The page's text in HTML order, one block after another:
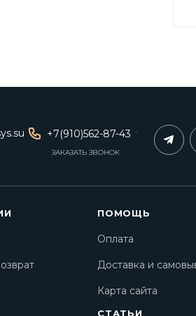
+7(910)562-87-43
ЗАКАЗАТЬ ЗВОНОК
ПОМОЩЬ
Оплата
Доставка и
Карта сайта
СТАТЬИ